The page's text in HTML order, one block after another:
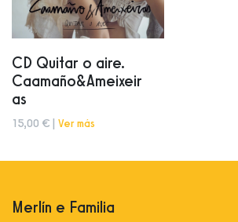
CD Quitar o aire.
Caamaño&Ameixeir
as
15,00 € | Ver más
Merlín e Familia